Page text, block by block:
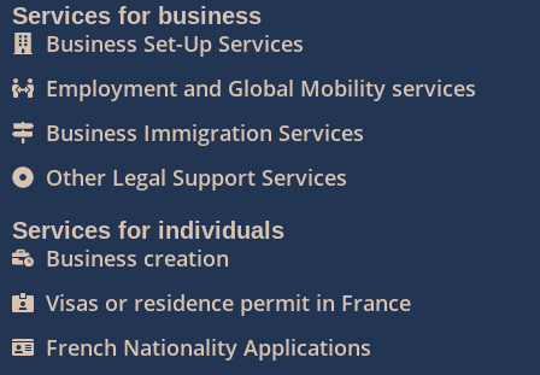
Services for business
Business Set-Up Services
Employment and Global Mobility services
Business Immigration Services
Other Legal Support Services
Services for individuals
Business creation
Visas or residence permit in France
French Nationality Applications